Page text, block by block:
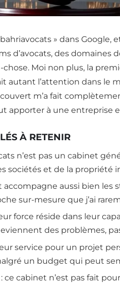
» dans Google,
d’avocats, des domaines
Moi non plus, la
autant l’attention dans le
m’a fait
apporter à une entreprise
À RETENIR
n’est pas un cabinet
sociétés et de la propriété
accompagne aussi bien les
sur-mesure que j’ai
force réside dans leur
des problèmes,
service pour un projet
un budget qui peut
ce cabinet n’est pas fait